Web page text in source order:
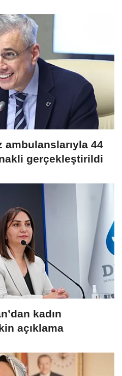
ambulanslarıyla 44
gerçekleştirildi
kadın
açıklama